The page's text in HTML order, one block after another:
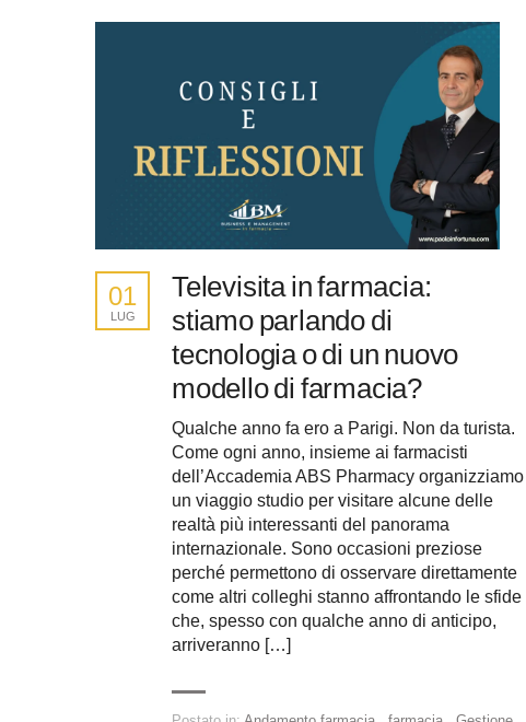
Televisita in farmacia:
stiamo parlando di
tecnologia o di un nuovo
modello di farmacia?
01
LUG
Qualche anno fa ero a Parigi. Non da turista.
Come ogni anno, insieme ai farmacisti
dell’Accademia ABS Pharmacy organizziamo
un viaggio studio per visitare alcune delle
realtà più interessanti del panorama
internazionale. Sono occasioni preziose
perché permettono di osservare direttamente
come altri colleghi stanno affrontando le sfide
che, spesso con qualche anno di anticipo,
arriveranno […]